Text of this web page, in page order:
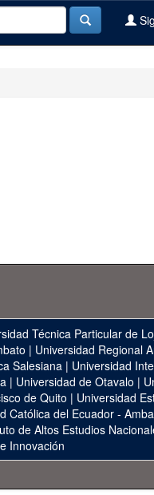
Técnica Particular de
| Universidad Regional
Salesiana| Universidad
| Universidad de Otavalo |
de Quito | Universidad
Católica del Ecuador -
de Altos Estudios
Innovación